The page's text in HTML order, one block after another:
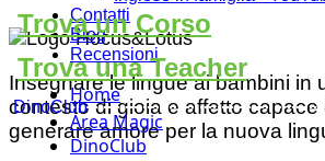
Contatti
Blog
Recensioni
Home
Area Magic
DinoClub
Trova un Corso
Trova una Teacher
DinoClub
Insegnare le lingue ai bambini in
contesto di gioia e affetto capace
generare amore per la nuova